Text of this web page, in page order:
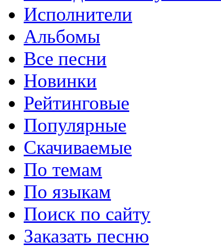
Исполнители
Альбомы
Все песни
Новинки
Рейтинговые
Популярные
Скачиваемые
По темам
По языкам
Поиск по сайту
Заказать песню